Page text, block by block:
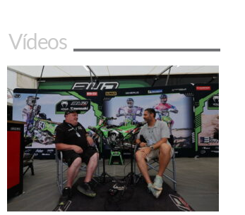
Vídeos